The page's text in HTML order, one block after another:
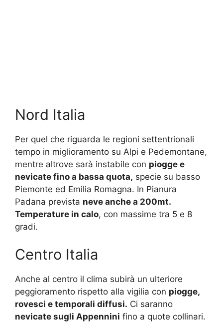
Nord Italia
Per quel che riguarda le regioni settentrionali
tempo in miglioramento su Alpi e Pedemontane,
mentre altrove sarà instabile con piogge e
nevicate fino a bassa quota, specie su basso
Piemonte ed Emilia Romagna. In Pianura
Padana prevista neve anche a 200mt.
Temperature in calo, con massime tra 5 e 8
gradi.
Centro Italia
Anche al centro il clima subirà un ulteriore
peggioramento rispetto alla vigilia con piogge,
rovesci e temporali diffusi. Ci saranno
nevicate sugli Appennini fino a quote collinari.